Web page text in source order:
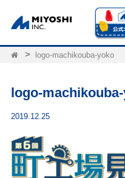
logo-machikouba-yoko
logo-
2019.12.25